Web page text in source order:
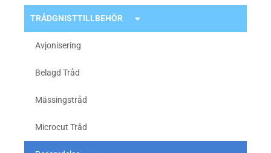
TRÅDGNISTTILLBEHÖR
Avjonisering
Belagd Tråd
Mässingstråd
Microcut Tråd